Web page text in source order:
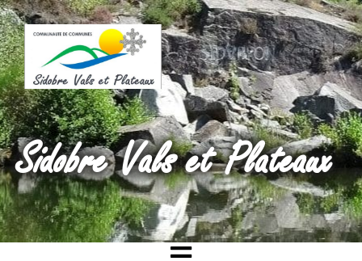
Sidobre Vals et Plateaux